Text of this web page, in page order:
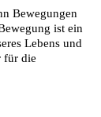
Bewegungen
ist ein
Lebens und
für die